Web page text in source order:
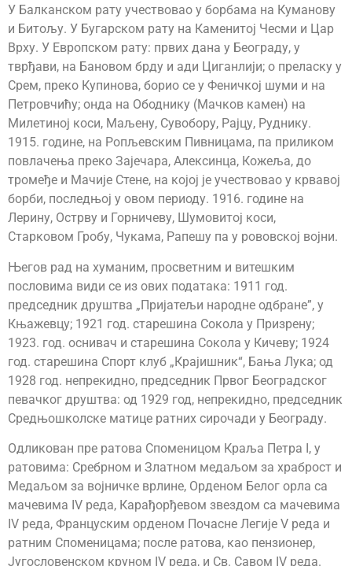
У Балканском рату учествовао у борбама на Куманову
и Битољу. У Бугарском рату на Каменитој Чесми и Цар
Врху. У Европском рату: првих дана у Београду, у
тврђави, на Бановом брду и ади Циганлији; о преласку у
Срем, преко Купинова, борио се у Феничкој шуми и на
Петровчићу; онда на Ободнику (Мачков камен) на
Милетиној коси, Маљену, Сувобору, Рајцу, Руднику.
1915. године, на Ропљевским Пивницама, па приликом
повлачења преко Зајечара, Алексинца, Кожеља, до
тромеђе и Мачије Стене, на којој је учествовао у крвавој
борби, последњој у овом периоду. 1916. године на
Лерину, Острву и Горничеву, Шумовитој коси,
Старковом Гробу, Чукама, Рапешу па у рововској војни.
Његов рад на хуманим, просветним и витешким
пословима види се из ових података: 1911 год.
председник друштва „Пријатељи народне одбране”, у
Књажевцу; 1921 год. старешина Сокола у Призрену;
1923. год. оснивач и старешина Сокола у Кичеву; 1924
год. старешина Спорт клуб „Крајишник“, Бања Лука; од
1928 год. непрекидно, председник Првог Београдског
певачког друштва: од 1929 год, непрекидно, председник
Средњошколске матице ратних сирочади у Београду.
Одликован пре ратова Споменицом Краља Петра I, у
ратовима: Сребрном и Златном медаљом за храброст и
Медаљом за војничке врлине, Орденом Белог орла са
мачевима IV реда, Карађорђевом звездом са мачевима
IV реда, Француским орденом Почасне Легије V реда и
ратним Споменицама; после ратова, као пензионер,
Југословенском круном IV реда, и Св. Савом IV реда.